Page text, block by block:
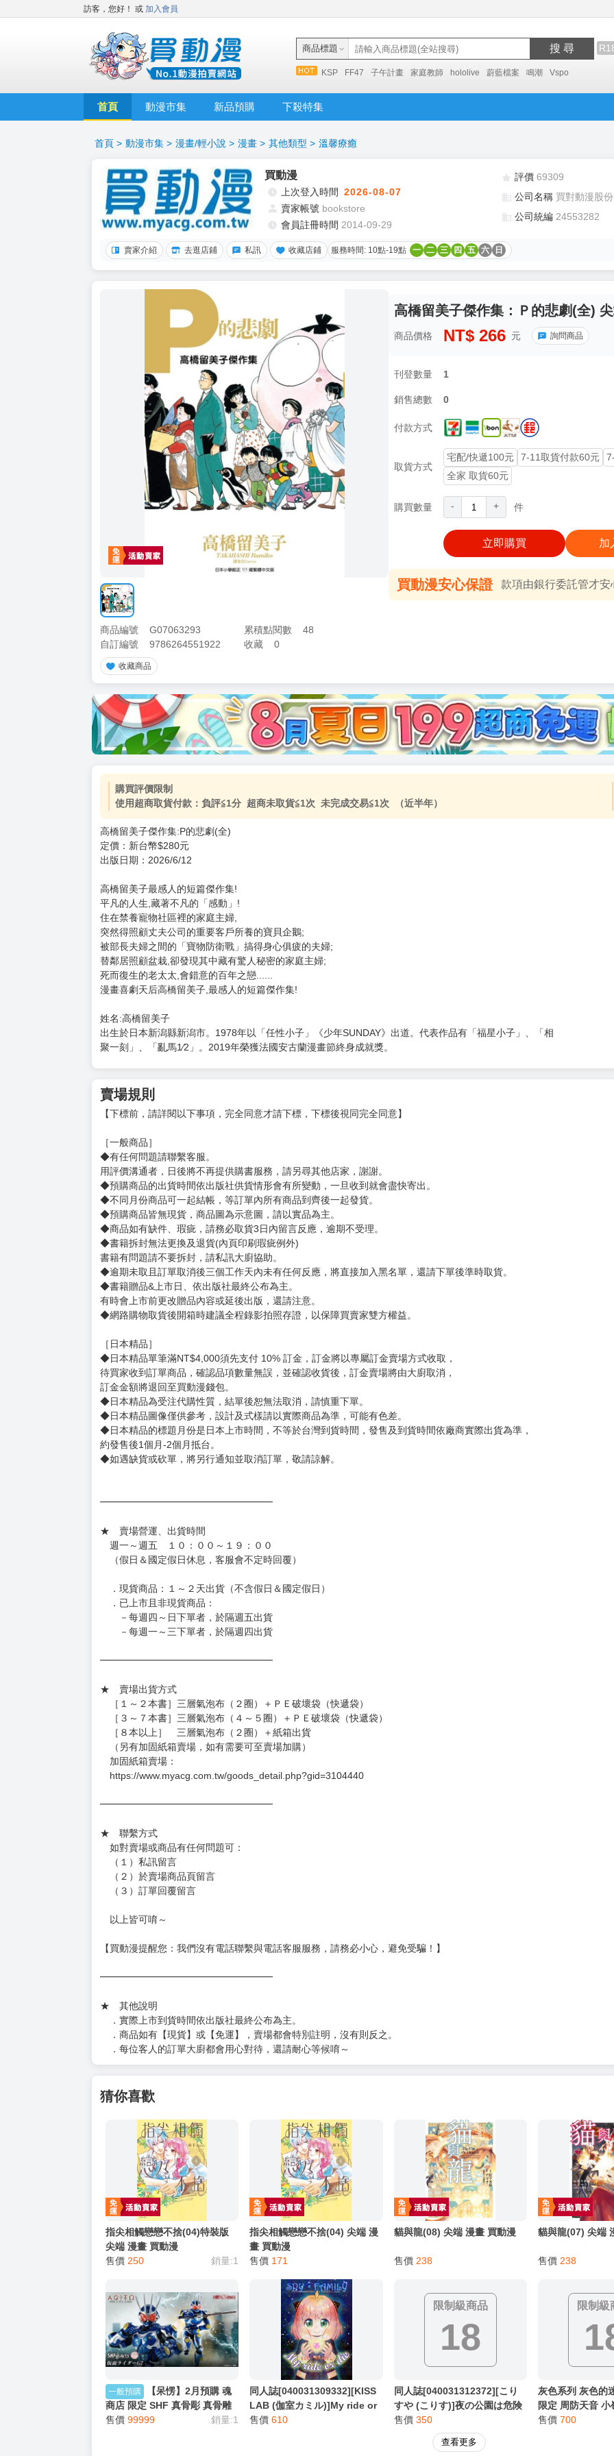
訪客，您好！ 或 加入會員
商品標題 搜 尋
KSP FF47 子午計畫 家庭教師 hololive 蔚藍檔案 鳴潮 Vspo
首頁 動漫市集 新品預購 下殺特集
首頁 > 動漫市集 > 漫畫/輕小說 > 漫畫 > 其他類型 > 溫馨療癒
買動漫
上次登入時間 2026-08-07
賣家帳號 bookstore
會員註冊時間 2014-09-29
評價 69309
公司名稱 買對動漫股
公司統編 24553282
賣家介紹 去逛店鋪 私訊 收藏店鋪 服務時間: 10點-19點 一 二 三 四 五 六 日
商品編號 G07063293 累積點閱數
48
自訂編號
9786264551922 收藏 0
收藏商品
高橋留美子傑作集：Ｐ的悲劇(全)
商品價格 NT$ 266 元 詢問商品
刊登數量 1
銷售總數 0
付款方式
取貨方式
宅配/快遞100元 7-11取貨付款60元
全家 取貨60元
購買數量 - + 件
立即購買 加
買動漫安心保證 款項由銀行委託管才安
加價購 ( 共
(加購品) 買動漫★《$15元-加固紙箱包裝》
-
購買評價限制
使用超商取貨付款：負評≦1分 超商未取貨≦1次 未完成交易≦1次 （近半年）
高橋留美子傑作集:P的悲劇(全)
定價：新台幣$280元
高橋留美子最感人的短篇傑作集!
平凡的人生,藏著不凡的「感動」!
突然得照顧丈夫公司的重要客戶所養的寶貝企鵝;
被部長夫婦之間的「寶物防衛戰」搞得身心俱疲的夫婦;
替鄰居照顧盆栽,卻發現其中藏有驚人秘密的家庭主婦;
死而復生的老太太,會錯意的百年之戀......
姓名:高橋留美子
出生於日本新潟縣新潟市。1978年以「任性小子」《少年SUNDAY》出道。代表作品有「福星小子」、「相
聚一刻」、「亂馬1⁄2」。2019年榮獲法國安古蘭漫畫節終身成就獎。
賣場規則
【下標前，請詳閱以下事項，完全同意才請下標，下標後視同完全同意】
［一般商品］
◆有任何問題請聯繫客服。
用評價溝通者，日後將不再提供購書服務，請另尋其他店家，謝謝。
◆不同月份商品可一起結帳，等訂單內所有商品到齊後一起發貨。
◆預購商品皆無現貨，商品圖為示意圖，請以實品為主。
◆商品如有缺件、瑕疵，請務必取貨3日內留言反應，逾期不受理。
◆書籍拆封無法更換及退貨(內頁印刷瑕疵例外)
書籍有問題請不要拆封，請私訊大廚協助。
◆逾期未取且訂單取消後三個工作天內未有任何反應，將直接加入黑名單，還請下單後準時取貨。
◆書籍贈品&上市日、依出版社最終公布為主。
有時會上市前更改贈品內容或延後出版，還請注意。
◆網路購物取貨後開箱時建議全程錄影拍照存證，以保障買賣家雙方權益。
訂金金額將退回至買動漫錢包。
◆日本精品為受注代購性質，結單後恕無法取消，請慎重下單。
◆日本精品圖像僅供參考，設計及式樣請以實際商品為準，可能有色差。
約發售後1個月-2個月抵台。
◆如遇缺貨或砍單，將另行通知並取消訂單，敬請諒解。
週一～週五 １０：００～１９：００
（假日＆國定假日休息，客服會不定時回覆）
．現貨商品：１～２天出貨（不含假日＆國定假日）
．已上市且非現貨商品：
－每週四～日下單者，於隔週五出貨
－每週一～三下單者，於隔週四出貨
★ 賣場出貨方式
［１～２本書］三層氣泡布（２圈）＋ＰＥ破壞袋（快遞袋）
［３～７本書］三層氣泡布（４～５圈）＋ＰＥ破壞袋（快遞袋）
［８本以上］ 三層氣泡布（２圈）＋紙箱出貨
（另有加固紙箱賣場，如有需要可至賣場加購）
https://www.myacg.com.tw/goods_detail.php?gid=3104440
━━━━━━━━━━━━━━━━━━
（１）私訊留言
（２）於賣場商品頁留言
（３）訂單回覆留言
【買動漫提醒您：我們沒有電話聯繫與電話客服服務，請務必小心，避免受騙！】
★ 其他說明
．實際上市到貨時間依出版社最終公布為主。
．商品如有【現貨】或【免運】，賣場都會特別註明，沒有則反之。
．每位客人的訂單大廚都會用心對待，還請耐心等候唷～
猜你喜歡
尖端 漫畫 買動漫
售價 250 銷量:1
指尖相觸戀戀不捨(04) 尖端 漫
畫 買動漫
售價 171 售價 238 售價 238
限制級商品